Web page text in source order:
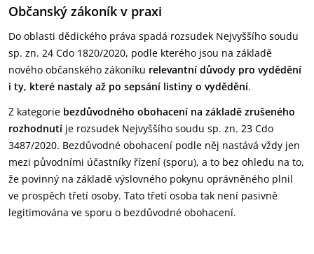
Občanský zákoník v praxi
Do oblasti dědického práva spadá rozsudek Nejvyššího soudu
sp. zn. 24 Cdo 1820/2020, podle kterého jsou na základě
nového občanského zákoníku relevantní důvody pro vydědění
i ty, které nastaly až po sepsání listiny o vydědění.
Z kategorie bezdůvodného obohacení na základě zrušeného
rozhodnutí je rozsudek Nejvyššího soudu sp. zn. 23 Cdo
3487/2020. Bezdůvodné obohacení podle něj nastává vždy jen
mezi původními účastníky řízení (sporu), a to bez ohledu na to,
že povinný na základě výslovného pokynu oprávněného plnil
ve prospěch třetí osoby. Tato třetí osoba tak není pasivně
legitimována ve sporu o bezdůvodné obohacení.